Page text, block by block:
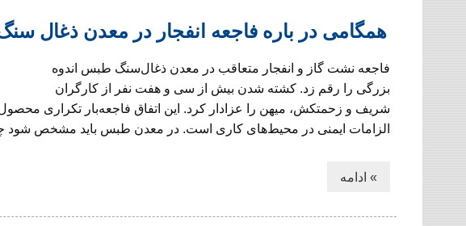
همگامی در باره فاجعه انفجار در معدن ذغال
فاجعه نشت گاز و انفجار متعاقب در معدن ذغال‌سنگ طبس اندوه
بزرگی را رقم زد. کشته شدن بیش از سی و هفت نفر از کارگران
شریف و زحمتکش، میهن را عزادار کرد. این اتفاق فاجعه‌بار تکراری
الزامات ایمنی در محیط‌های کاری است. در معدن طبس باید مشخص شود
» ادامه